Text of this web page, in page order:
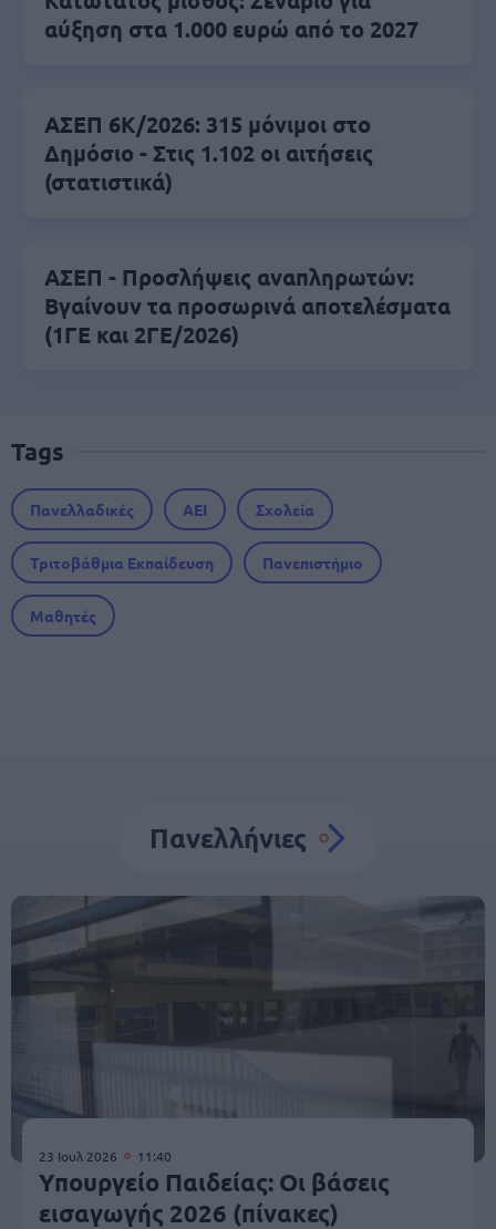
αύξηση στα 1.000 ευρώ από το 2027
ΑΣΕΠ 6Κ/2026: 315 μόνιμοι στο
Δημόσιο - Στις 1.102 οι αιτήσεις
(στατιστικά)
ΑΣΕΠ - Προσλήψεις αναπληρωτών:
Βγαίνουν τα προσωρινά αποτελέσματα
(1ΓΕ και 2ΓΕ/2026)
Tags
Πανελλαδικές ΑΕΙ Σχολεία
Τριτοβάθμια Εκπαίδευση Πανεπιστήμιο
Μαθητές
Πανελλήνιες
23 Ιουλ 2026 11:40
Υπουργείο Παιδείας: Οι βάσεις
εισαγωγής 2026 (πίνακες)